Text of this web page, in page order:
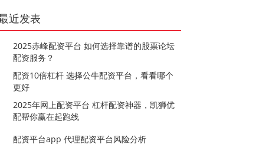
近发表
2025赤峰配资平台 如何选择靠谱的股票论坛
配资服务？
配资10倍杠杆 选择公牛配资平台，看看哪个
更好
2025年网上配资平台 杠杆配资神器，凯狮优
配帮你赢在起跑线
配资平台app 代理配资平台风险分析